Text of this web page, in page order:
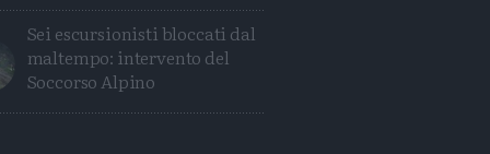
Sei escursionisti bloccati dal
maltempo: intervento del
Soccorso Alpino